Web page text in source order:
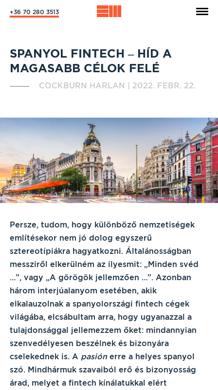
+36 70 280 3513
SPANYOL FINTECH – HÍD A
MAGASABB CÉLOK FELÉ
COCKBURN HARLAN 2022. FEBR. 22.
Persze, tudom, hogy különböző nemzetiségek
említésekor nem jó dolog egyszerű
sztereotípiákra hagyatkozni. Általánosságban
messziről elkerülném az ilyesmit: „Minden svéd
…”, vagy „A görögök jellemzően …”. Azonban
három interjúalanyom esetében, akik
elkalauzolnak a spanyolországi fintech cégek
világába, elcsábultam arra, hogy ugyanazzal a
tulajdonsággal jellemezzem őket: mindannyian
szenvedélyesen beszélnek és bizonyára
cselekednek is. A pasiónerre a helyes spanyol
szó. Mindhármuk szavaiból erő és bizonyosság
árad, melyet a fintech kínálatukkal elért